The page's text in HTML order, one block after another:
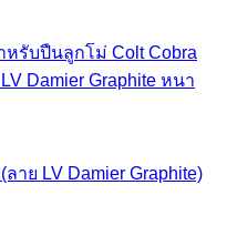
าย LV Damier Graphite)